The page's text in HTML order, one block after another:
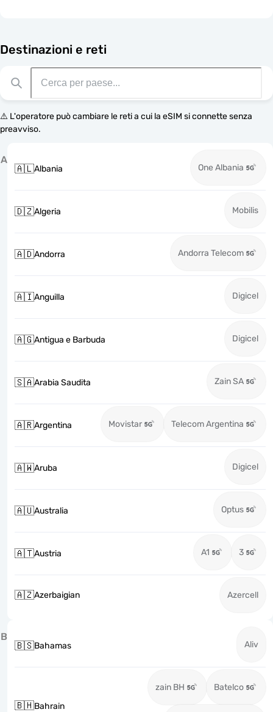
Destinazioni e reti
⚠️ L'operatore può cambiare le reti a cui la eSIM si connette senza
preavviso.
A
🇦🇱Albania One Albania
🇩🇿Algeria Mobilis
🇦🇩Andorra Andorra Telecom
🇦🇮Anguilla Digicel
🇦🇬Antigua e Barbuda Digicel
🇸🇦Arabia Saudita Zain SA
🇦🇷Argentina Movistar Telecom Argentina
🇦🇼Aruba Digicel
🇦🇺Australia Optus
🇦🇹Austria A1 3
🇦🇿Azerbaigian Azercell
B
🇧🇸Bahamas Aliv
🇧🇭Bahrain
zain BH Batelco